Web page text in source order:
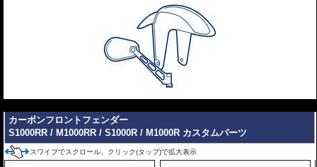
カーボンフロントフェンダー
S1000RR / M1000RR / S1000R / M1000R カスタムパーツ
スワイプでスクロール、クリック(タップ)で拡大表示